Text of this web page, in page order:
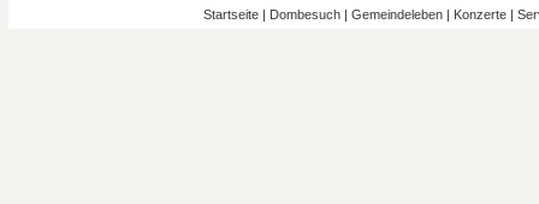
Startseite | Dombesuch | Gemeindeleben | Konzerte |